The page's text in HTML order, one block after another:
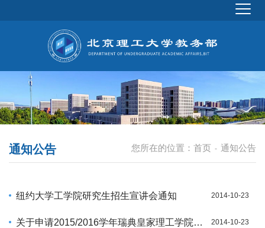
您所在的位置： 首页 - 通知公告
通知公告
纽约大学工学院研究生招生宣讲会通知 2014-10-23
关于申请2015/2016学年瑞典皇家理工学院硕士研究生资格的通知 2014-10-23